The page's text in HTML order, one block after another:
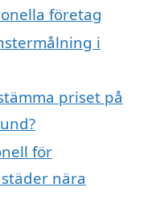
företag
i
priset på
för
nära